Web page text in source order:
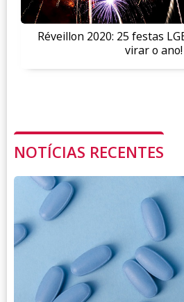
Réveillon 2020: 25 festas
virar o ano!
NOTÍCIAS RECENTES